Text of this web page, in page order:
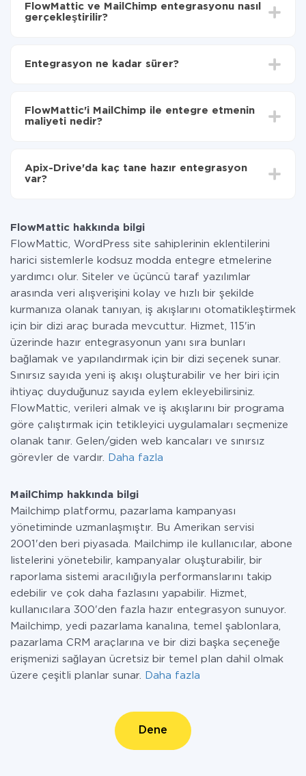
FlowMattic ve MailChimp entegrasyonu nasıl
gerçekleştirilir?
aktarılacağını seçin
MailChimp'ye aktarılacaktır.
Entegrasyon ne kadar sürer?
olarak, 10-15 dakika sürer.
FlowMattic'i MailChimp ile entegre etmenin
maliyeti nedir?
Hizmetimiz aracılığıyla yalnızca bir sisteminizden
diğerine aktarılan veri miktarı için ödeme yaparsınız.
Apix-Drive'da kaç tane hazır entegrasyon
var?
FlowMattic hakkında bilgi
FlowMattic, WordPress site sahiplerinin eklentilerini
harici sistemlerle kodsuz modda entegre etmelerine
yardımcı olur. Siteler ve üçüncü taraf yazılımlar
arasında veri alışverişini kolay ve hızlı bir şekilde
kurmanıza olanak tanıyan, iş akışlarını otomatikleştirmek
için bir dizi araç burada mevcuttur. Hizmet, 115'in
üzerinde hazır entegrasyonun yanı sıra bunları
bağlamak ve yapılandırmak için bir dizi seçenek sunar.
Sınırsız sayıda yeni iş akışı oluşturabilir ve her biri için
ihtiyaç duyduğunuz sayıda eylem ekleyebilirsiniz.
FlowMattic, verileri almak ve iş akışlarını bir programa
göre çalıştırmak için tetikleyici uygulamaları seçmenize
olanak tanır. Gelen/giden web kancaları ve sınırsız
görevler de vardır.
Daha fazla
MailChimp hakkında bilgi
Mailchimp platformu, pazarlama kampanyası
yönetiminde uzmanlaşmıştır. Bu Amerikan servisi
2001'den beri piyasada. Mailchimp ile kullanıcılar, abone
listelerini yönetebilir, kampanyalar oluşturabilir, bir
raporlama sistemi aracılığıyla performanslarını takip
edebilir ve çok daha fazlasını yapabilir. Hizmet,
kullanıcılara 300'den fazla hazır entegrasyon sunuyor.
Mailchimp, yedi pazarlama kanalına, temel şablonlara,
pazarlama CRM araçlarına ve bir dizi başka seçeneğe
erişmenizi sağlayan ücretsiz bir temel plan dahil olmak
üzere çeşitli planlar sunar.
Daha fazla
Dene